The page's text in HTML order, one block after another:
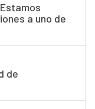
a uno de
de